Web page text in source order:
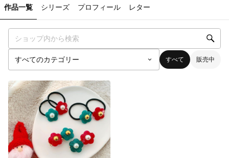
作品一覧 シリーズ プロフィール レター
すべて 販売中